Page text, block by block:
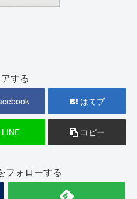
する
はてブ
LINE コピー
フォローする